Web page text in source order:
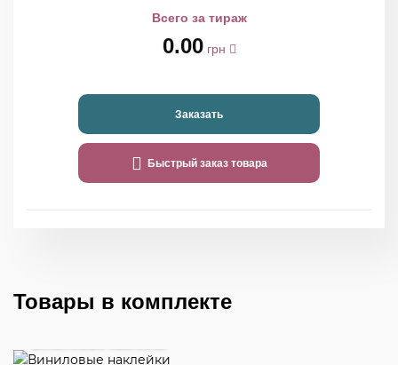
Всего за тираж
0.00грн
Заказать
Быстрый заказ товара
Товары в комплекте